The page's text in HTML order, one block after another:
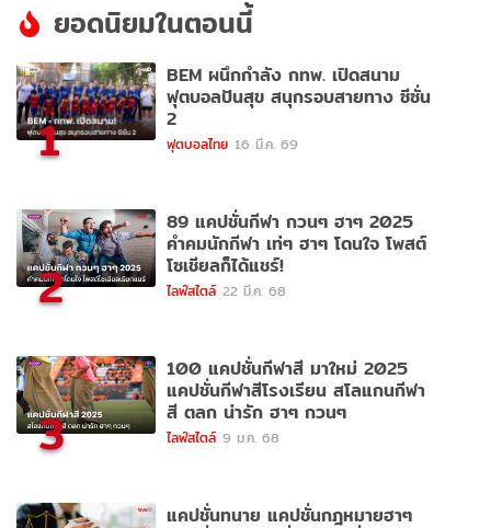
ยอดนิยมในตอนนี้
1
BEM ผนึกกำลัง กทพ. เปิดสนาม
ฟุตบอลปันสุข สนุกรอบสายทาง ซีซั่น
2
ฟุตบอลไทย 16 มี.ค. 69
2
89 แคปชั่นกีฬา กวนๆ ฮาๆ 2025
คำคมนักกีฬา เท่ๆ ฮาๆ โดนใจ โพสต์
โซเชียลก็ได้แชร์!
ไลฟ์สไตล์ 22 มี.ค. 68
3
100 แคปชั่นกีฬาสี มาใหม่ 2025
แคปชั่นกีฬาสีโรงเรียน สโลแกนกีฬา
สี ตลก น่ารัก ฮาๆ กวนๆ
ไลฟ์สไตล์ 9 ม.ค. 68
แคปชั่นทนาย แคปชั่นกฎหมายฮาๆ